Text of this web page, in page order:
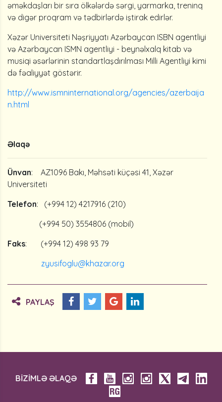
əməkdaşları bir sıra ölkələrdə sərgi, yarmarka, treninq
və digər proqram və tədbirlərdə iştirak edirlər.
Xəzər Universiteti Nəşriyyatı Azərbaycan ISBN agentliyi
və Azərbaycan ISMN agentliyi - beynəlxalq kitab və
musiqi əsərlərinin standartlaşdırılması Milli Agentliyi kimi
də fəaliyyət göstərir.
http://www.ismninternational.org/agencies/azerbaija
n.html
Əlaqə
Ünvan: AZ1096 Bakı, Məhsəti küçəsi 41, Xəzər
Universiteti
Telefon: (+994 12) 4217916 (210)
(+994 50) 3554806 (mobil)
Faks: (+994 12) 498 93 79
zyusifoglu@khazar.org
PAYLAŞ
BİZİMLƏ ƏLAQƏ